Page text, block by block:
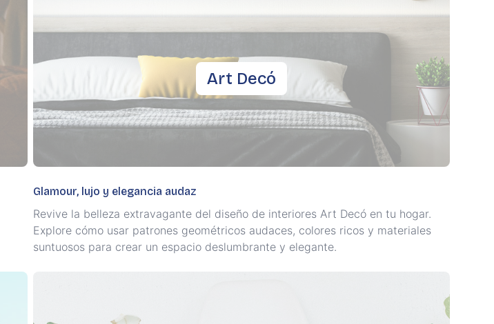
Art Decó
Glamour, lujo y elegancia audaz
Revive la belleza extravagante del diseño de interiores Art Decó en tu hogar.
Explore cómo usar patrones geométricos audaces, colores ricos y materiales
suntuosos para crear un espacio deslumbrante y elegante.